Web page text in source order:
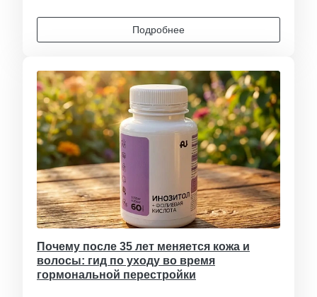
Подробнее
Почему после 35 лет меняется кожа и
волосы: гид по уходу во время
гормональной перестройки